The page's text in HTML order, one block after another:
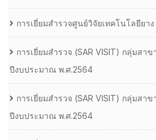
การเยี่ยมสำรวจศูนย์วิจัยเทคโนโลยียาง
การเยี่ยมสํารวจ (SAR VISIT) กลุ่มสา
ปีงบประมาณ พ.ศ.2564
การเยี่ยมสํารวจ (SAR VISIT) กลุ่มสา
ปีงบประมาณ พ.ศ.2564